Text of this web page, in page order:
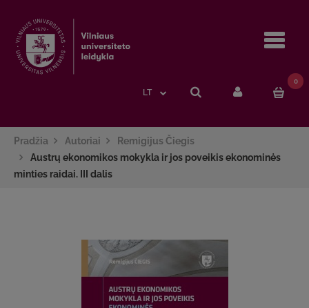
LT
0
Pradžia Autoriai
Remigijus Čiegis
Austrų ekonomikos mokykla ir jos poveikis ekonominės
minties raidai. III dalis